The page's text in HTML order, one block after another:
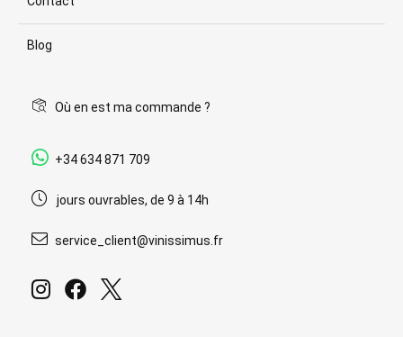
Blog
Où en est ma commande ?
+34 634 871 709
jours ouvrables, de 9 à 14h
service_client@vinissimus.fr